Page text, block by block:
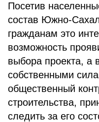
Посетив
состав Южно-
гражданам это
возможность
выбора проекта, а
собственными
общественный
строительства,
следить за его